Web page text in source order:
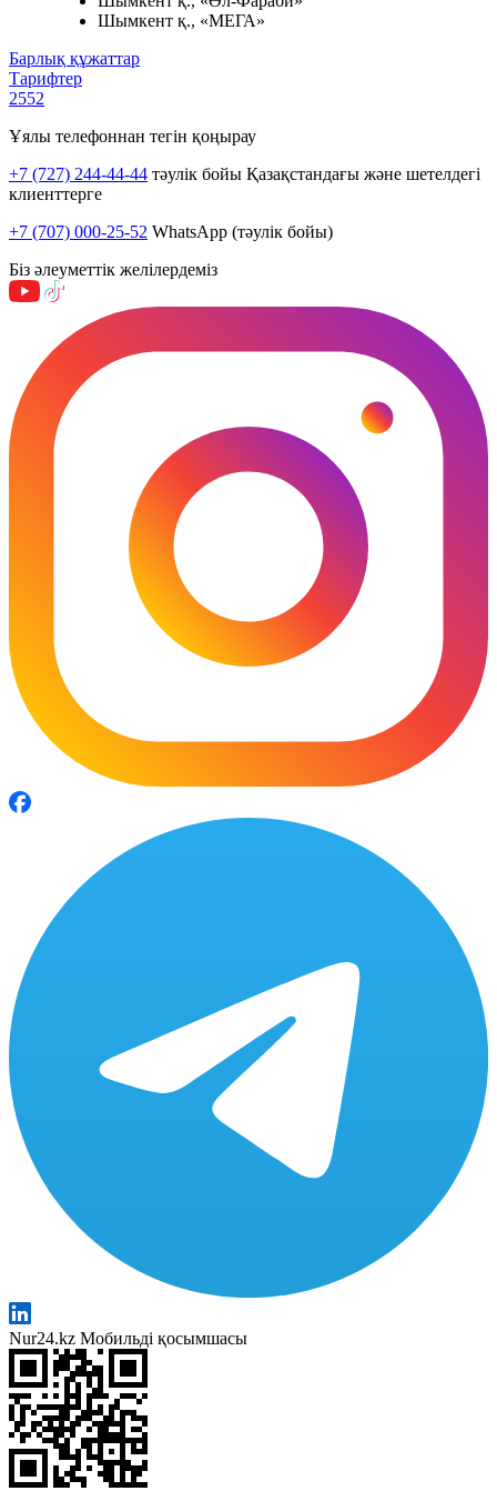
Шымкент қ., «МЕГА»
Барлық құжаттар
Тарифтер
2552
Ұялы телефоннан тегін қоңырау
+7 (727) 244-44-44 тәулік бойы Қазақстандағы және шетелдегі
клиенттерге
+7 (707) 000-25-52 WhatsApp (тәулік бойы)
Біз әлеуметтік желілердеміз
Nur24.kz Мобильді қосымшасы